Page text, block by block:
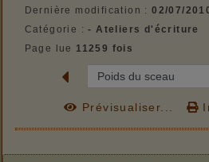
Dernière modification :02/07/
Catégorie :- Ateliers d'écriture
Page lue 11259 fois
Prévisualiser...